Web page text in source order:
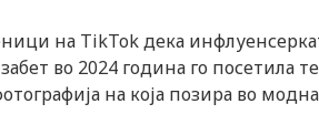
на TikTok дека
во 2024 година го посетила
на која позира во модна